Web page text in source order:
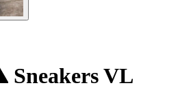
Sneakers VL